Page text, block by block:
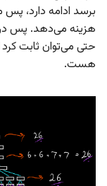
برسد ادامه دارد،
هزینه می‌دهد. پس در
حتی می‌توان ثابت
هست.